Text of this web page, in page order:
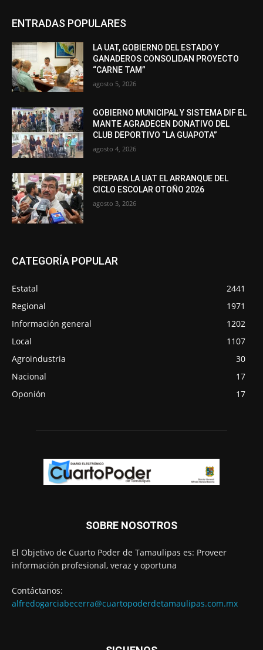
ENTRADAS POPULARES
LA UAT, GOBIERNO DEL ESTADO Y
GANADEROS CONSOLIDAN PROYECTO
“CARNE TAM”
agosto 5, 2026
GOBIERNO MUNICIPAL Y SISTEMA DIF EL
MANTE AGRADECEN DONATIVO DEL
CLUB DEPORTIVO “LA GUAPOTA”
agosto 4, 2026
PREPARA LA UAT EL ARRANQUE DEL
CICLO ESCOLAR OTOÑO 2026
agosto 3, 2026
CATEGORÍA POPULAR
Estatal
2441
Regional
1971
Información general
1202
Local
1107
Agroindustria
30
Nacional
17
Oponión
17
SOBRE NOSOTROS
El Objetivo de Cuarto Poder de Tamaulipas es: Proveer
información profesional, veraz y oportuna
Contáctanos:
alfredogarciabecerra@cuartopoderdetamaulipas.com.mx